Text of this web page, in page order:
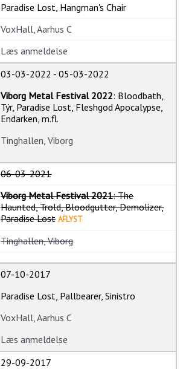
Paradise Lost, Hangman's Chair
VoxHall, Aarhus C
Læs anmeldelse
03-03-2022 -05-03-2022
Viborg Metal Festival 2022: Bloodbath,
Týr, Paradise Lost, Fleshgod Apocalypse,
Endarken, m.fl.
Tinghallen, Viborg
06-03-2021
Viborg Metal Festival 2021: The
Haunted, Trold, Bloodgutter, Demolizer,
Paradise Lost AFLYST
Tinghallen, Viborg
07-10-2017
Paradise Lost, Pallbearer, Sinistro
VoxHall, Aarhus C
Læs anmeldelse
29-09-2017